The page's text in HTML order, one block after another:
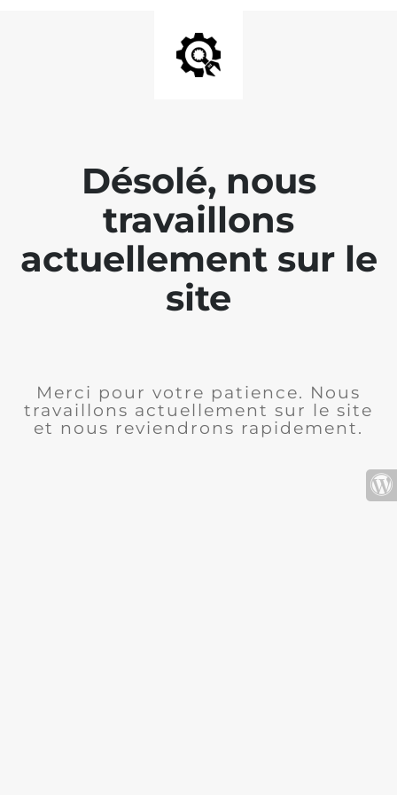
Désolé, nous
travaillons
actuellement sur le
site
Merci pour votre patience. Nous
travaillons actuellement sur le site
et nous reviendrons rapidement.